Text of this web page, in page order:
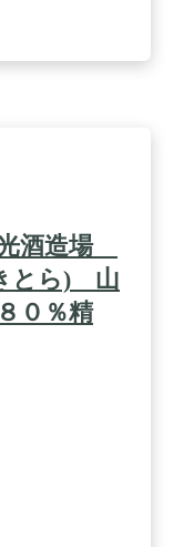
光酒造場
とら) 山
０％精